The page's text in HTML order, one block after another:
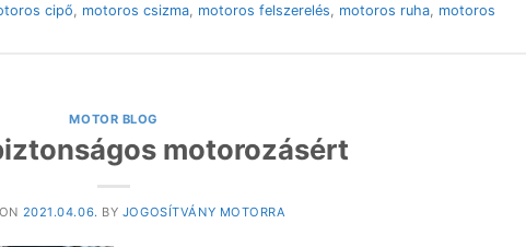
cipő motoros csizma motoros felszerelés motoros ruha motoros
MOTOR BLOG
motorozásért
2021.04.06. BY JOGOSÍTVÁNY MOTORRA